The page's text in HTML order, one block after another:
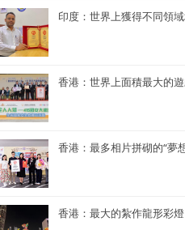
香港：最大的紮作龍形彩燈